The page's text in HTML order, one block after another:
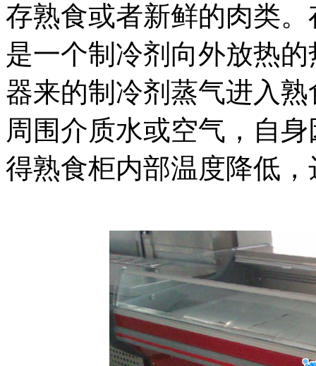
存熟食或者新鲜的肉类
是一个制冷剂向外放热
器来的制冷剂蒸气进入
周围介质水或空气，自
得熟食柜内部温度降低